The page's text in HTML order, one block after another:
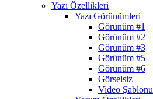
Yazı Özellikleri
Yazı Görünümleri
Görünüm #1
Görünüm #2
Görünüm #3
Görünüm #5
Görünüm #6
Görselsiz
Video Şablonu